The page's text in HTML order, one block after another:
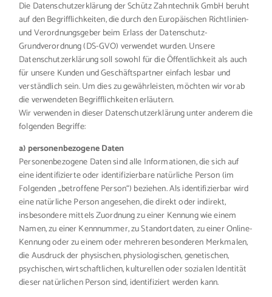
Die Datenschutzerklärung der Schütz Zahntechnik GmbH beruht
auf den Begrifflichkeiten, die durch den Europäischen Richtlinien-
und Verordnungsgeber beim Erlass der Datenschutz-
Grundverordnung (DS-GVO) verwendet wurden. Unsere
Datenschutzerklärung soll sowohl für die Öffentlichkeit als auch
für unsere Kunden und Geschäftspartner einfach lesbar und
verständlich sein. Um dies zu gewährleisten, möchten wir vorab
die verwendeten Begrifflichkeiten erläutern.
Wir verwenden in dieser Datenschutzerklärung unter anderem die
folgenden Begriffe:
a) personenbezogene Daten
Personenbezogene Daten sind alle Informationen, die sich auf
eine identifizierte oder identifizierbare natürliche Person (im
Folgenden „betroffene Person“) beziehen. Als identifizierbar wird
eine natürliche Person angesehen, die direkt oder indirekt,
insbesondere mittels Zuordnung zu einer Kennung wie einem
Namen, zu einer Kennnummer, zu Standortdaten, zu einer Online-
Kennung oder zu einem oder mehreren besonderen Merkmalen,
die Ausdruck der physischen, physiologischen, genetischen,
psychischen, wirtschaftlichen, kulturellen oder sozialen Identität
dieser natürlichen Person sind, identifiziert werden kann.